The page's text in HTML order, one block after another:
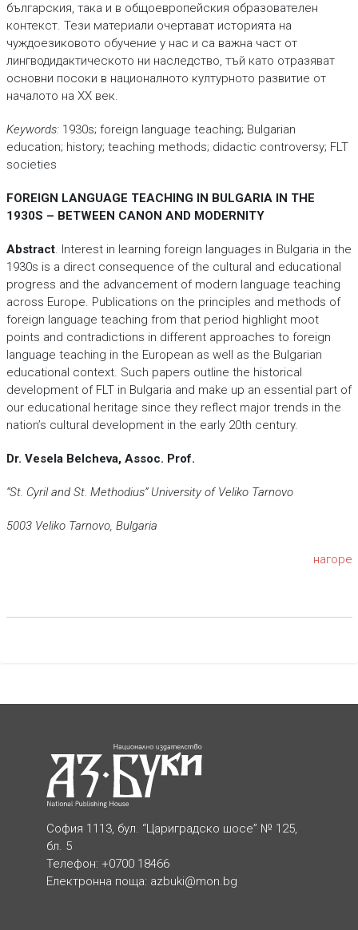
българския, така и в общоевропейския образователен
контекст. Тези материали очертават историята на
чуждоезиковото обучение у нас и са важна част от
лингводидактическото ни наследство, тъй като отразяват
основни посоки в националното културното развитие от
началото на ХХ век.
Keywords:1930s; foreign language teaching; Bulgarian
education; history; teaching methods; didactic controversy; FLT
societies
FOREIGN LANGUAGE TEACHING IN BULGARIA IN THE
1930S – BETWEEN CANON AND MODERNITY
Abstract. Interest in learning foreign languages in Bulgaria in the
1930s is a direct consequence of the cultural and educational
progress and the advancement of modern language teaching
across Europe. Publications on the principles and methods of
foreign language teaching from that period highlight moot
points and contradictions in different approaches to foreign
language teaching in the European as well as the Bulgarian
educational context. Such papers outline the historical
development of FLT in Bulgaria and make up an essential part of
our educational heritage since they reflect major trends in the
nation’s cultural development in the early 20th century.
Dr. Vesela Belcheva, Assoc. Prof.
“St. Cyril and St. Methodius” University of Veliko Tarnovo
5003 Veliko Tarnovo, Bulgaria
нагоре
София 1113, бул. “Цариградско шосе” № 125,
бл. 5
Телефон: +0700 18466
Електронна поща: azbuki@mon.bg